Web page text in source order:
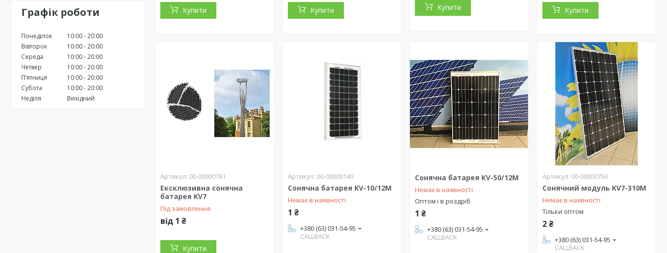
Графік роботи
Понеділок 10:00 20:00
Вівторок
10:00 20:00
Середа
10:00 20:00
Четвер
10:00 20:00
Пʼятниця
10:00 20:00
Субота
10:00 20:00
Неділя
Вихідний
Купити Купити Купити Купити
00-00000761
Ексклюзивна сонячна
батарея KV7
Під замовлення
від 1 ₴
Купити
00-00000140
Сонячна батарея KV-10/12M
Немає в наявності
1 ₴
+380 (63) 031-54-95
CALLBACK
Сонячна батарея KV-50/12M
Немає в наявності
Оптом і в роздріб
1 ₴
+380 (63) 031-54-95
CALLBACK
00-00000763
Сонячний модуль KV7-310M
Немає в наявності
Тільки оптом
2 ₴
+380 (63) 031-54-95
CALLBACK